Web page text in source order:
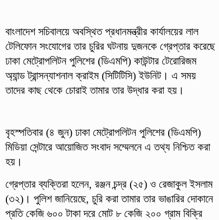
বাংলাদেশ সচিবালয়ে অবস্থিত প্রধানমন্ত্রীর কার্যালয়ের লাল
টেলিফোন সংযোগের তার চুরির ঘটনায় দুজনকে গ্রেপ্তার করেছে
ঢাকা মেট্রোপলিটন পুলিশের (ডিএমপি) কাউন্টার টেরোরিজম
অ্যান্ড ট্রান্সন্যাশনাল ক্রাইম (সিটিটিসি) ইউনিট। এ সময়
তাদের কাছ থেকে চোরাই তামার তার উদ্ধার করা হয়।
বৃহস্পতিবার (৪ জুন) ঢাকা মেট্রোপলিটন পুলিশের (ডিএমপি)
মিডিয়া সেন্টারে আয়োজিত সংবাদ সম্মেলনে এ তথ্য নিশ্চিত করা
হয়।
গ্রেপ্তার ব্যক্তিরা হলেন, রঞ্জন চন্দ্র (২৫) ও রেজাকুল ইসলাম
(৩২)। পুলিশ জানিয়েছে, চুরি করা তামার তার ভাঙারির দোকানে
প্রতি কেজি ৬০০ টাকা দরে মোট ৮ কেজি ২০০ গ্রাম বিক্রি